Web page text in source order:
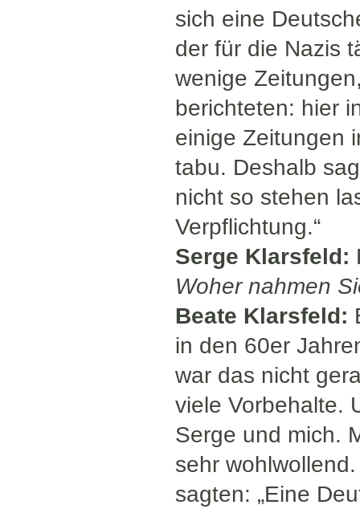
sich eine
der für die Nazis
wenige
berichteten: hier
einige Zeitungen
tabu. Deshalb
nicht so stehen
Verpflichtung.“
Serge Klarsfeld:
Woher nahmen
Beate Klarsfeld:
in den 60er
war das nicht
viele Vorbehalte.
Serge und mich.
sehr
sagten: „Eine